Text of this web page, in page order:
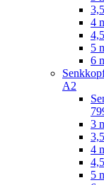
4
5
6
A2
3
4
5